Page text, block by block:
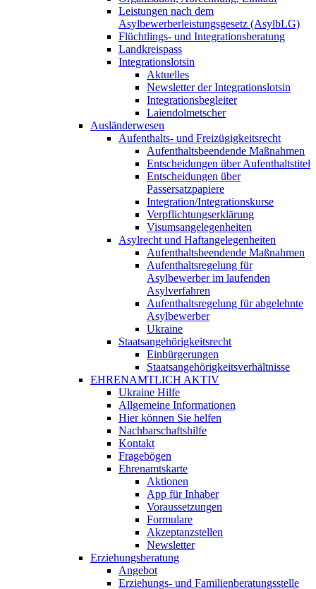
Leistungen nach dem
Asylbewerberleistungsgesetz (AsylbLG)
Flüchtlings- und Integrationsberatung
Landkreispass
Integrationslotsin
Aktuelles
Newsletter der Integrationslotsin
Integrationsbegleiter
Laiendolmetscher
Ausländerwesen
Aufenthalts- und Freizügigkeitsrecht
Aufenthaltsbeendende Maßnahmen
Entscheidungen über Aufenthaltstitel
Entscheidungen über
Passersatzpapiere
Integration/Integrationskurse
Verpflichtungserklärung
Visumsangelegenheiten
Asylrecht und Haftangelegenheiten
Aufenthaltsbeendende Maßnahmen
Aufenthaltsregelung für
Asylbewerber im laufenden
Asylverfahren
Aufenthaltsregelung für abgelehnte
Asylbewerber
Ukraine
Staatsangehörigkeitsrecht
Einbürgerungen
Staatsangehörigkeitsverhältnisse
EHRENAMTLICH AKTIV
Ukraine Hilfe
Allgemeine Informationen
Hier können Sie helfen
Nachbarschaftshilfe
Kontakt
Fragebögen
Ehrenamtskarte
Aktionen
App für Inhaber
Voraussetzungen
Formulare
Akzeptanzstellen
Newsletter
Erziehungsberatung
Angebot
Erziehungs- und Familienberatungsstelle